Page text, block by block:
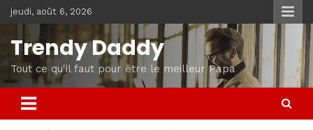
Skip
to
content
jeudi, août 6, 2026
Trendy Daddy
Tout ce qu'il faut pour être le meilleur Papa